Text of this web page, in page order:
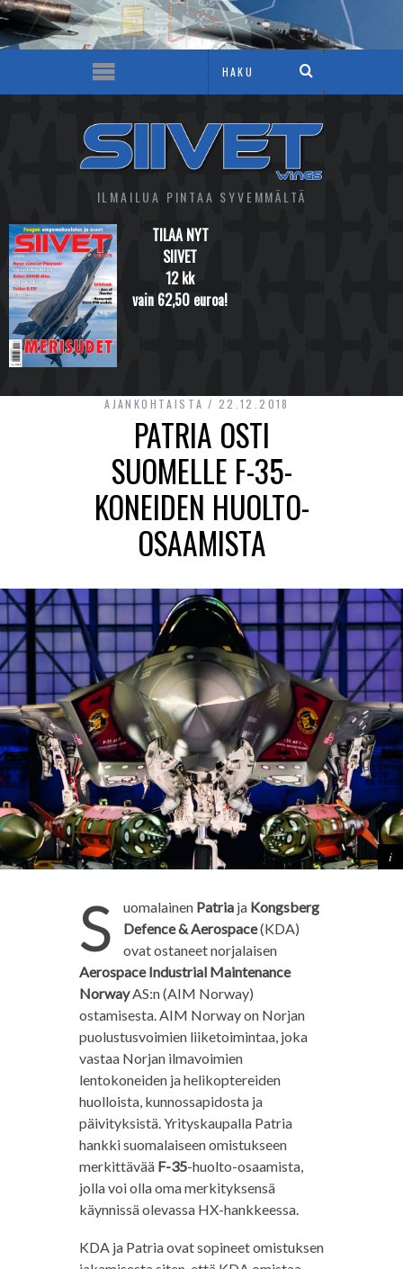
ILMAILUA PINTAA SYVEMMÄLTÄ
TILAA NYT
SIIVET
12 kk
vain 62,50 euroa!
AJANKOHTAISTA 22.12.2018
PATRIA OSTI
SUOMELLE F-35-
KONEIDEN HUOLTO-
OSAAMISTA
S uomalainen Patriaja Kongsberg
Defence & Aerospace(KDA)
ovat ostaneet norjalaisen
Aerospace Industrial Maintenance
NorwayAS:n (AIM Norway)
ostamisesta. AIM Norway on Norjan
puolustusvoimien liiketoimintaa, joka
vastaa Norjan ilmavoimien
lentokoneiden ja helikoptereiden
huolloista, kunnossapidosta ja
päivityksistä. Yrityskaupalla Patria
hankki suomalaiseen omistukseen
merkittävää F-35-huolto-osaamista,
jolla voi olla oma merkityksensä
käynnissä olevassa HX-hankkeessa.
KDA ja Patria ovat sopineet omistuksen